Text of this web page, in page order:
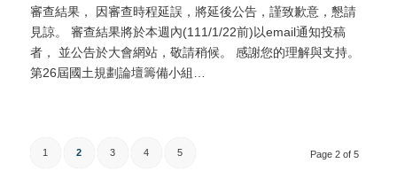
審查結果， 因審查時程延誤，將延後公告，謹致歉意，懇請
見諒。 審查結果將於本週內(111/1/22前)以email通知投稿
者， 並公告於大會網站，敬請稍候。 感謝您的理解與支持。
第26屆國土規劃論壇籌備小組…
Page 2 of 5
1 2 3 4 5